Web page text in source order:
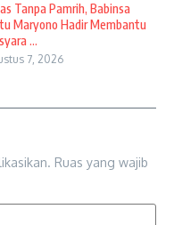
Tanpa Pamrih, Babinsa
Maryono Hadir Membantu
...
7, 2026
Ruas yang wajib